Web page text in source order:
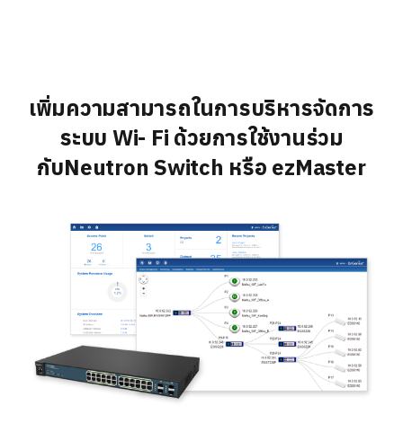
เพิ่มความสามารถในการบริหารจัดการ
ระบบ Wi- Fi ด้วยการใช้งานร่วม
กับNeutron Switch หรือ ezMaster